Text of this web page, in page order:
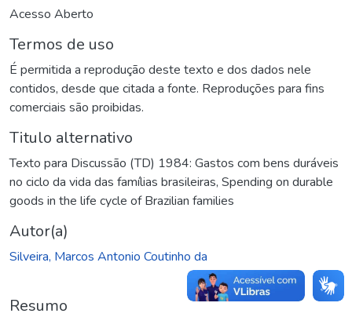
Acesso Aberto
Termos de uso
É permitida a reprodução deste texto e dos dados nele
contidos, desde que citada a fonte. Reproduções para fins
comerciais são proibidas.
Titulo alternativo
Texto para Discussão (TD) 1984: Gastos com bens duráveis
no ciclo da vida das famílias brasileiras, Spending on durable
goods in the life cycle of Brazilian families
Autor(a)
Silveira, Marcos Antonio Coutinho da
Resumo